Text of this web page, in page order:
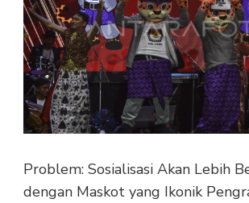
Problem: Sosialisasi Akan Lebih
dengan Maskot yang Ikonik